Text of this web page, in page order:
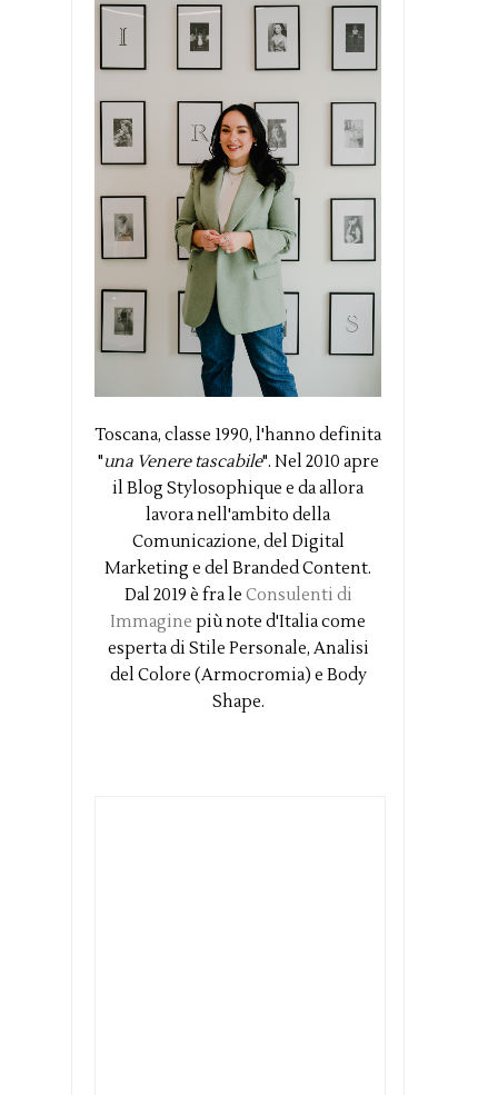
Toscana, classe 1990, l'hanno definita
"una Venere tascabile". Nel 2010 apre
il Blog Stylosophique e da allora
lavora nell'ambito della
Comunicazione, del Digital
Marketing e del Branded Content.
Dal 2019 è fra le Consulenti di
Immagine più note d'Italia come
esperta di Stile Personale, Analisi
del Colore (Armocromia) e Body
Shape.